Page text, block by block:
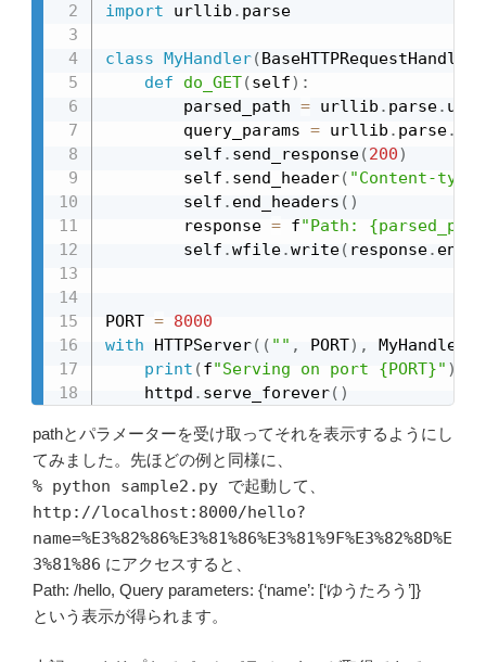
import urllib . parse
class MyHandler(BaseHTTPRequestHandler
def
do_GET(self) :
        parsed_path
= urllib . parse.
        query_params
= urllib . parse.
        self
. send_response(200)
        self
. send_header( "Content-type"
        self
. end_headers ( )
        response
= f"Path:
        self
.wfile.write( response.
PORT = 8000
with HTTPServer( ( "" , PORT) , MyHandler
print (f"Serving on port {PORT}" )
    httpd
. serve_forever( )
pathとパラメーターを受け取ってそれを表示するようにし
てみました。先ほどの例と同様に、
% python sample2.py で起動して、
http://localhost:8000/hello?
name=%E3%82%86%E3%81%86%E3%81%9F%E3%82%8D%E
3%81%86 にアクセスすると、
Path: /hello, Query parameters: {‘name’: [‘ゆうたろう’]}
という表示が得られます。